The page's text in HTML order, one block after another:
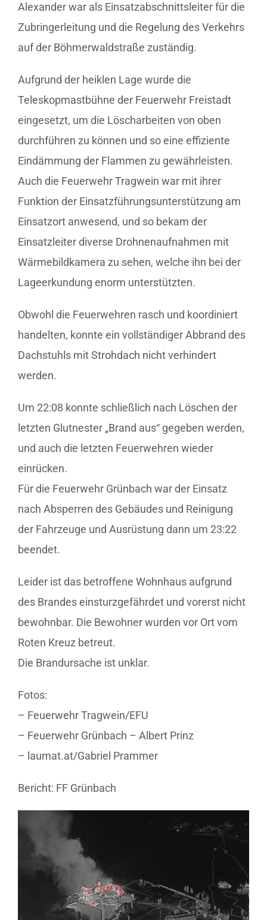
Alexander war als Einsatzabschnittsleiter für die
Zubringerleitung und die Regelung des Verkehrs
auf der Böhmerwaldstraße zuständig.
Aufgrund der heiklen Lage wurde die
Teleskopmastbühne der Feuerwehr Freistadt
eingesetzt, um die Löscharbeiten von oben
durchführen zu können und so eine effiziente
Eindämmung der Flammen zu gewährleisten.
Auch die Feuerwehr Tragwein war mit ihrer
Funktion der Einsatzführungsunterstützung am
Einsatzort anwesend, und so bekam der
Einsatzleiter diverse Drohnenaufnahmen mit
Wärmebildkamera zu sehen, welche ihn bei der
Lageerkundung enorm unterstützten.
Obwohl die Feuerwehren rasch und koordiniert
handelten, konnte ein vollständiger Abbrand des
Dachstuhls mit Strohdach nicht verhindert
werden.
Um 22:08 konnte schließlich nach Löschen der
letzten Glutnester „Brand aus“ gegeben werden,
und auch die letzten Feuerwehren wieder
einrücken.
Für die Feuerwehr Grünbach war der Einsatz
nach Absperren des Gebäudes und Reinigung
der Fahrzeuge und Ausrüstung dann um 23:22
beendet.
Leider ist das betroffene Wohnhaus aufgrund
des Brandes einsturzgefährdet und vorerst nicht
bewohnbar. Die Bewohner wurden vor Ort vom
Roten Kreuz betreut.
Die Brandursache ist unklar.
Fotos:
– Feuerwehr Tragwein/EFU
– Feuerwehr Grünbach – Albert Prinz
– laumat.at/Gabriel Prammer
Bericht: FF Grünbach